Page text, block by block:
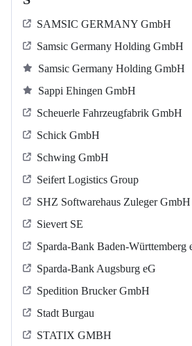
SAMSIC GERMANY GmbH
Samsic Germany Holding GmbH
Samsic Germany Holding GmbH
Sappi Ehingen GmbH
Scheuerle Fahrzeugfabrik GmbH
Schick GmbH
Schwing GmbH
Seifert Logistics Group
SHZ Softwarehaus Zuleger GmbH
Sievert SE
Sparda-Bank Baden-Württemberg
Sparda-Bank Augsburg eG
Spedition Brucker GmbH
Stadt Burgau
STATIX GMBH